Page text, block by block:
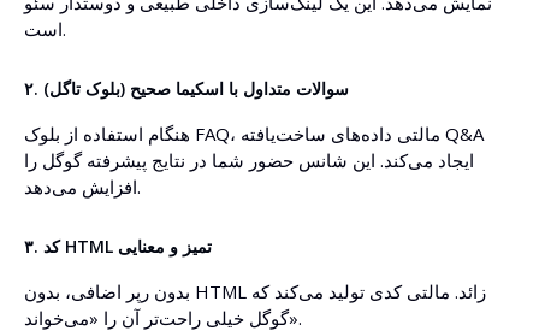
است.
۲. سوالات متداول با اسکیما صحیح (بلوک تاگل)
هنگام استفاده از بلوک FAQ، مالتی داده‌های ساخت‌یافته Q&A
ایجاد می‌کند. این شانس حضور شما در نتایج پیشرفته گوگل را
افزایش می‌دهد.
۳. کد HTML تمیز و معنایی
بدون رپر اضافی، بدون HTML زائد. مالتی کدی تولید می‌کند که
گوگل خیلی راحت‌تر آن را «می‌خواند».